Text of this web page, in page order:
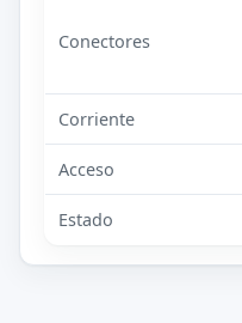
Conectores
Corriente
Acceso
Estado